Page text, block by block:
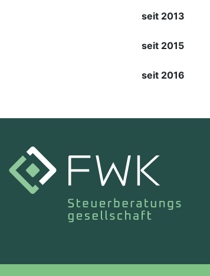
seit 2013
seit 2015
seit 2016